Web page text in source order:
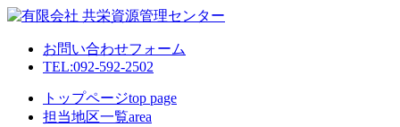
お問い合わせフォーム
TEL:092-592-2502
トップページtop page
担当地区一覧area